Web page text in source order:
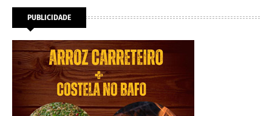
PUBLICIDADE